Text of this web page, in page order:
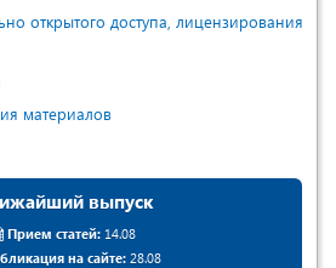
открытого доступа, лицензирования
материалов
выпуск
Прием статей: 14.08
на сайте:28.08